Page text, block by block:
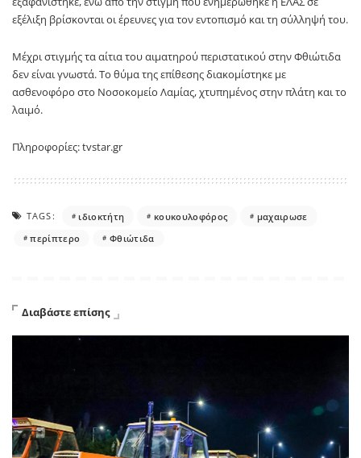
εξέλιξη βρίσκονται οι έρευνες για τον εντοπισμό και τη σύλληψή του.
Μέχρι στιγμής τα αίτια του αιματηρού περιστατικού στην Φθιώτιδα
δεν είναι γνωστά. Το θύμα της επίθεσης διακομίστηκε με
ασθενοφόρο στο Νοσοκομείο Λαμίας, χτυπημένος στην πλάτη και το
λαιμό.
Πληροφορίες: tvstar.gr
TAGS: ιδιοκτήτη κουκουλοφόρος
μαχαιρωσε
περίπτερο
Φθιώτιδα
Διαβάστε επίσης